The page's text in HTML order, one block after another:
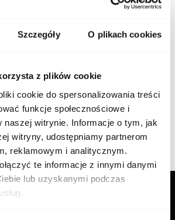
Szczegóły O plikach cookies
z plików cookie
cookie do spersonalizowania treści
funkcje społecznościowe i
naszej witrynie. Informacje o tym, jak
witryny, udostępniamy partnerom
reklamowym i analitycznym.
te informacje z innymi danymi
lub uzyskanymi podczas
został wysoko oceniony
i będzie dostępne
jak i w sklepach
czy showroomach.